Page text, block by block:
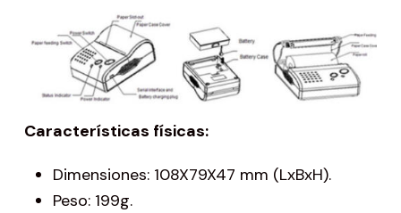
Características físicas:
Dimensiones: 108X79X47 mm (LxBxH).
Peso: 199g.